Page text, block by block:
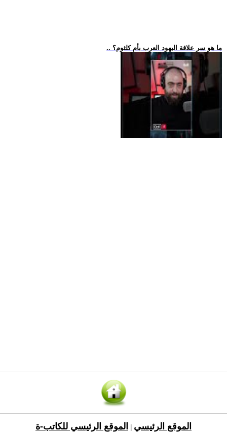
.. ما هو سر علاقة اليهود العرب بأم كلثوم؟
الموقع الرئيسي الموقع الرئيسي للكاتب-ة